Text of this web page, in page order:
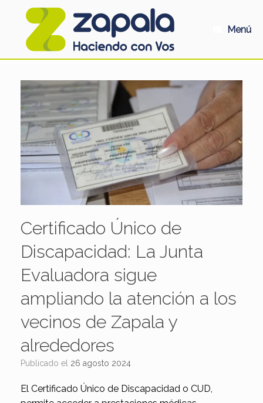
Menú
Certificado Único de
Discapacidad: La Junta
Evaluadora sigue
ampliando la atención a los
vecinos de Zapala y
alrededores
Publicado el 26 agosto 2024
El Certificado Único de Discapacidad o CUD,